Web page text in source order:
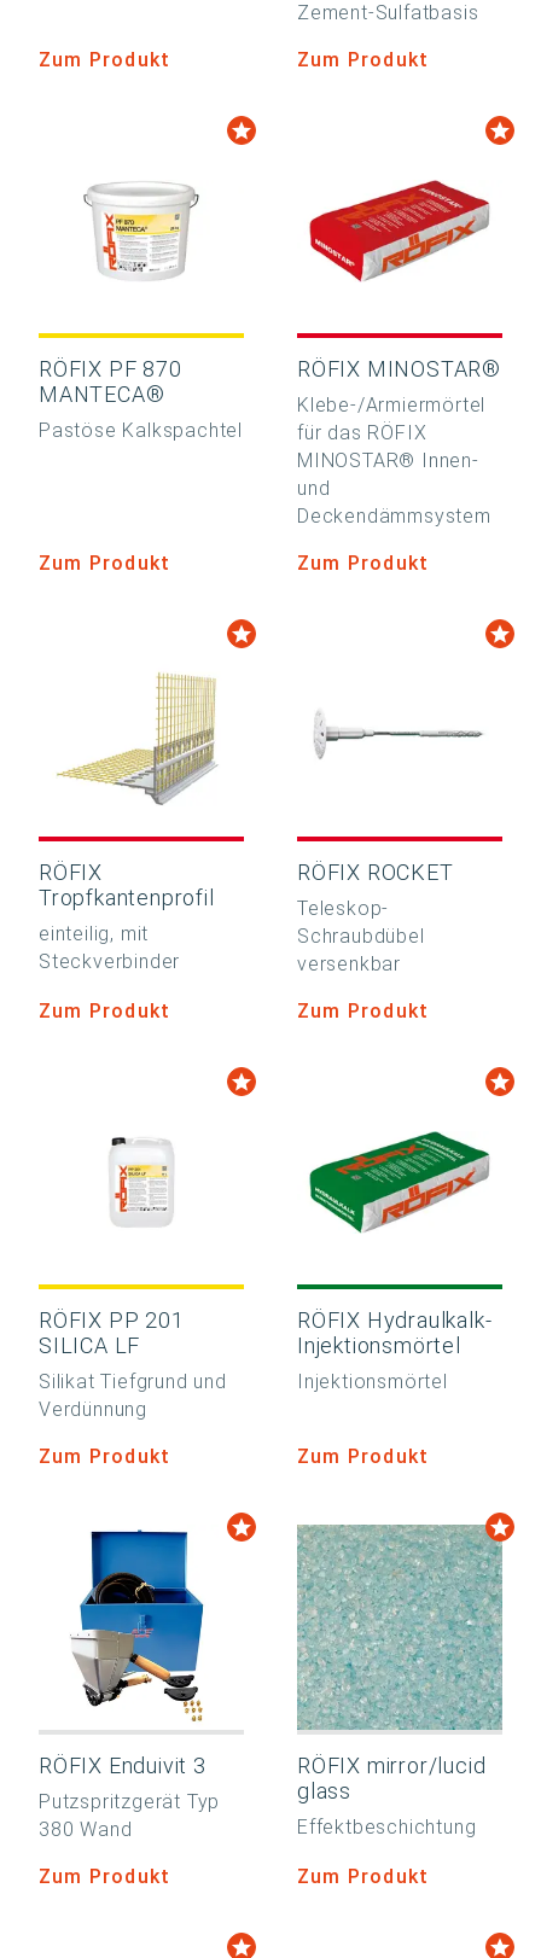
Zum Produkt
Zement-Sulfatbasis
Zum Produkt
RÖFIX PF 870
MANTECA®
Pastöse Kalkspachtel
Zum Produkt
RÖFIX MINOSTAR®
Klebe-/Armiermörtel
für das RÖFIX
MINOSTAR® Innen-
und
Deckendämmsystem
Zum Produkt
RÖFIX
Tropfkantenprofil
einteilig, mit
Steckverbinder
Zum Produkt
RÖFIX ROCKET
Teleskop-
Schraubdübel
versenkbar
Zum Produkt
RÖFIX PP 201
SILICA LF
Silikat Tiefgrund und
Verdünnung
Zum Produkt
RÖFIX Hydraulkalk-
Injektionsmörtel
Injektionsmörtel
Zum Produkt
RÖFIX Enduivit 3
Putzspritzgerät Typ
380 Wand
Zum Produkt
RÖFIX mirror/lucid
glass
Effektbeschichtung
Zum Produkt